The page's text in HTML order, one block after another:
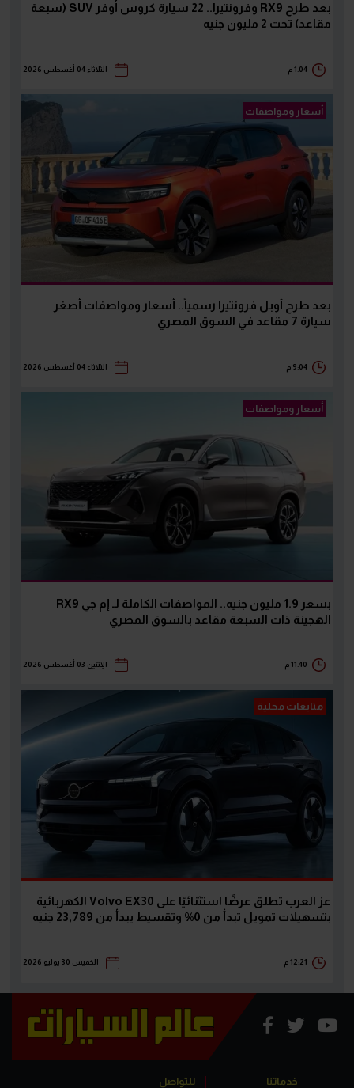
بعد طرح RX9 وفرونتيرا.. 22 سيارة كروس أوفر SUV (سبعة
مقاعد) تحت 2 مليون جنيه
1:04 م الثلاثاء 04 أغسطس 2026
أسعار ومواصفات
بعد طرح أوبل فرونتيرا رسمياً.. أسعار ومواصفات أصغر
سيارة 7 مقاعد في السوق المصري
9:04 م الثلاثاء 04 أغسطس 2026
أسعار ومواصفات
بسعر 1.9 مليون جنيه.. المواصفات الكاملة لـ إم جي RX9
الهجينة ذات السبعة مقاعد بالسوق المصري
11:40 م الإثنين 03 أغسطس 2026
متابعات محلية
عز العرب تطلق عرضًا استثنائيًا على Volvo EX30 الكهربائية
بتسهيلات تمويل تبدأ من 0% وتقسيط يبدأ من 23,789 جنيه
12:21 م الخميس 30 يوليو 2026
خدماتنا للتواصل